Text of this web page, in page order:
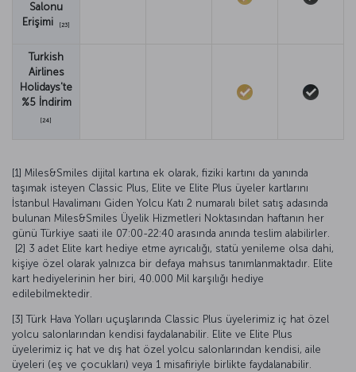
Salonu
Erişimi
[23]
Turkish
Airlines
Holidays'te
%5 İndirim
[24]
[1] Miles&Smiles dijital kartına ek olarak, fiziki kartını da yanında
taşımak isteyen Classic Plus, Elite ve Elite Plus üyeler kartlarını
İstanbul Havalimanı Giden Yolcu Katı 2 numaralı bilet satış adasında
bulunan Miles&Smiles Üyelik Hizmetleri Noktasından haftanın her
günü Türkiye saati ile 07:00-22:40 arasında anında teslim alabilirler.
[2] 3 adet Elite kart hediye etme ayrıcalığı, statü yenileme olsa dahi,
kişiye özel olarak yalnızca bir defaya mahsus tanımlanmaktadır. Elite
kart hediyelerinin her biri, 40.000 Mil karşılığı hediye
edilebilmektedir.
[3] Türk Hava Yolları uçuşlarında Classic Plus üyelerimiz iç hat özel
yolcu salonlarından kendisi faydalanabilir. Elite ve Elite Plus
üyelerimiz iç hat ve dış hat özel yolcu salonlarından kendisi, aile
üyeleri (eş ve çocukları) veya 1 misafiriyle birlikte faydalanabilir.